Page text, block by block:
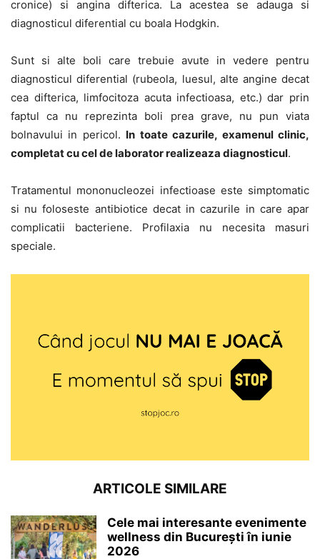
cronice) si angina difterica. La acestea se adauga si
diagnosticul diferential cu boala Hodgkin.
Sunt si alte boli care trebuie avute in vedere pentru
diagnosticul diferential (rubeola, luesul, alte angine decat
cea difterica, limfocitoza acuta infectioasa, etc.) dar prin
faptul ca nu reprezinta boli prea grave, nu pun viata
bolnavului in pericol. In toate cazurile, examenul clinic,
completat cu cel de laborator realizeaza diagnosticul.
Tratamentul mononucleozei infectioase este simptomatic
si nu foloseste antibiotice decat in cazurile in care apar
complicatii bacteriene. Profilaxia nu necesita masuri
speciale.
ARTICOLE SIMILARE
Cele mai interesante evenimente
wellness din București în iunie
2026